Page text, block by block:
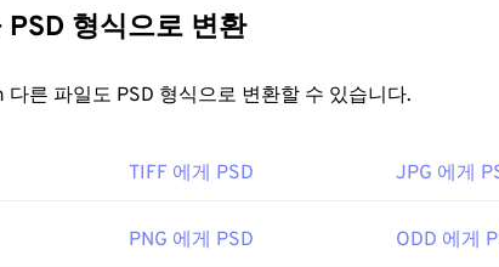
다! PSD를 사용하면 파일 정보를 접근 가능한 형식으로
의 개별 구성 요소를 세밀하게 편집할 수 있습니다. 하지만
데 가장 많이 사용되는 프로그램은 Adobe Photoshop입니
다른 파일을 PSD 형식으로 변환
FreeConvert.com 다른 파일도 PSD 형식으로 변환할 수 있습니다.
TIFF 에게 PSD JPG 에게
PNG 에게 PSD ODD 에게